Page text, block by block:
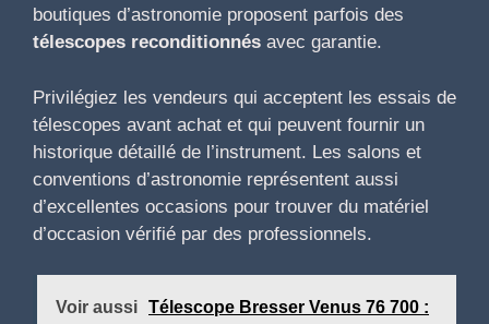
boutiques d’astronomie proposent parfois des
télescopes reconditionnés avec garantie.
Privilégiez les vendeurs qui acceptent les essais de
télescopes avant achat et qui peuvent fournir un
historique détaillé de l’instrument. Les salons et
conventions d’astronomie représentent aussi
d’excellentes occasions pour trouver du matériel
d’occasion vérifié par des professionnels.
Voir aussi Télescope Bresser Venus 76 700 :